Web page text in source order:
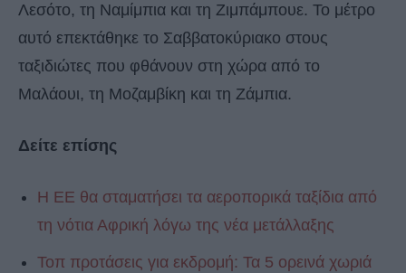
Λεσότο, τη Ναμίμπια και τη Ζιμπάμπουε. Το μέτρο
αυτό επεκτάθηκε το Σαββατοκύριακο στους
ταξιδιώτες που φθάνουν στη χώρα από το
Μαλάουι, τη Μοζαμβίκη και τη Ζάμπια.
Δείτε επίσης
Η ΕΕ θα σταματήσει τα αεροπορικά ταξίδια από
τη νότια Αφρική λόγω της νέα μετάλλαξης
Τοπ προτάσεις για εκδρομή: Τα 5 ορεινά χωριά